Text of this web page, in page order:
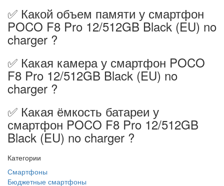
✅ Какой объем памяти у смартфон
POCO F8 Pro 12/512GB Black (EU) no
charger ?
✅ Какая камера у смартфон POCO
F8 Pro 12/512GB Black (EU) no
charger ?
✅ Какая ёмкость батареи у
смартфон POCO F8 Pro 12/512GB
Black (EU) no charger ?
Категории
Смартфоны
Бюджетные смартфоны